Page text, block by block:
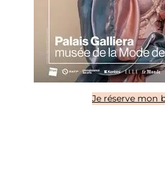
Je réserve mon